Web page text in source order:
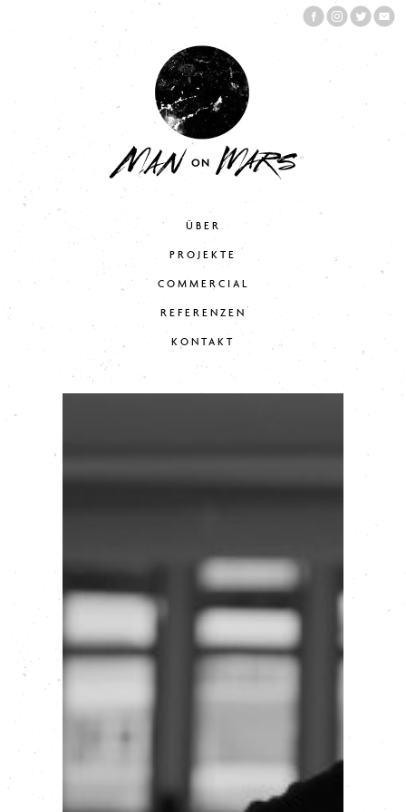
ÜBER
PROJEKTE
COMMERCIAL
REFERENZEN
KONTAKT